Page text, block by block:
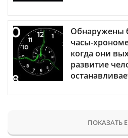
Обнаружены
часы-
когда они
развитие
ПОКАЗАТЬ